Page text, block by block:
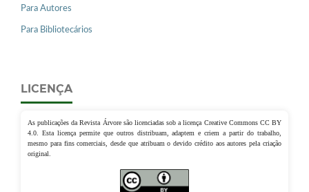
Para Autores
Para Bibliotecários
LICENÇA
As publicações da Revista Árvore são licenciadas sob a licença Creative Commons CC BY
4.0. Esta licença permite que outros distribuam, adaptem e criem a partir do trabalho,
mesmo para fins comerciais, desde que atribuam o devido crédito aos autores pela criação
original.